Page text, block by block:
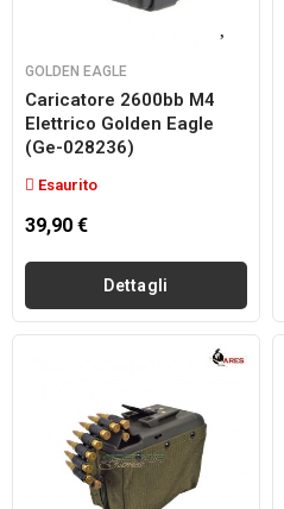
GOLDEN EAGLE
Caricatore 2600bb M4
Elettrico Golden Eagle
(ge-028236)
Esaurito
39,90 €
Dettagli